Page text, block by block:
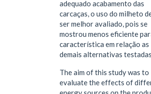
adequado acabamento das
carcaças, o uso do milheto
ser melhor avaliado, pois se
mostrou menos eficiente
característica em relação as
demais alternativas
The aim of this study was to
evaluate the effects of